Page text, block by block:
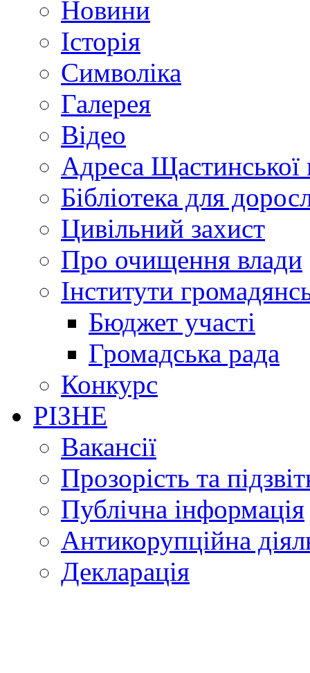
Новини
Історія
Символіка
Галерея
Відео
Адреса Щастинської
Бібліотека для
Цивільний захист
Про очищення влади
Інститути
Бюджет участі
Громадська рада
Конкурс
РІЗНЕ
Вакансії
Прозорість та
Публічна інформація
Антикорупційна
Декларація